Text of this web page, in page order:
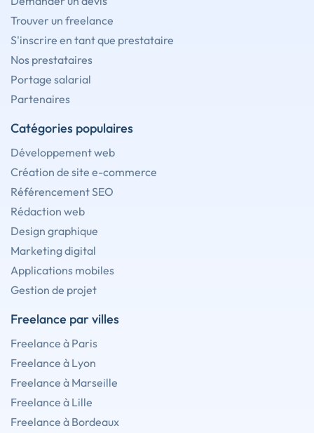
Trouver un freelance
S'inscrire en tant que prestataire
Nos prestataires
Portage salarial
Partenaires
Catégories populaires
Développement web
Création de site e-commerce
Référencement SEO
Rédaction web
Design graphique
Marketing digital
Applications mobiles
Gestion de projet
Freelance par villes
Freelance à Paris
Freelance à Lyon
Freelance à Marseille
Freelance à Lille
Freelance à Bordeaux